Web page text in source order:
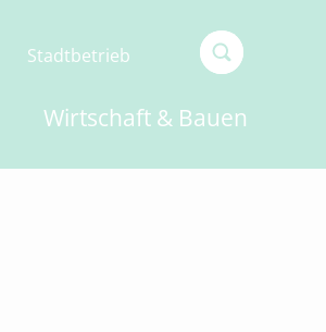
Wirtschaft & Bauen
Stadtbetrieb
more
for